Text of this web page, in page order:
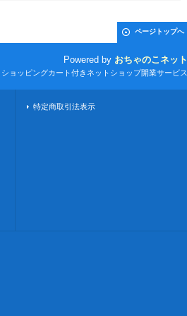
ページトップへ
Powered by おちゃのこネット
ョッピングカート付きネットショップ開業サービス
特定商取引法表示